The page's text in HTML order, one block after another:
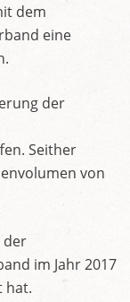
dem
eine
der
Seither
von
der
im Jahr 2017
hat.